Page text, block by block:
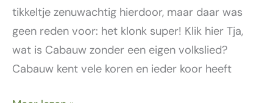
tikkeltje zenuwachtig hierdoor, maar daar was
geen reden voor: het klonk super! Klik hier Tja,
wat is Cabauw zonder een eigen volkslied?
Cabauw kent vele koren en ieder koor heeft